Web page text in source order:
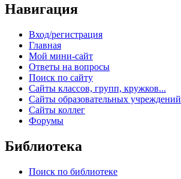
Навигация
Вход/регистрация
Главная
Мой мини-сайт
Ответы на вопросы
Поиск по сайту
Сайты классов, групп, кружков...
Сайты образовательных учреждений
Сайты коллег
Форумы
Библиотека
Поиск по библиотеке